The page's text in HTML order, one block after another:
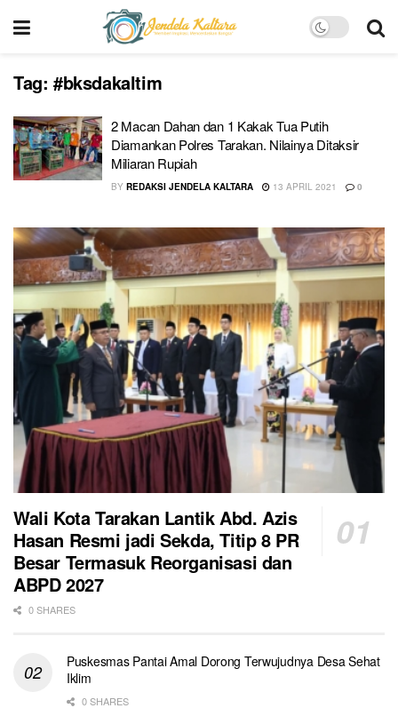
Tag: #bksdakaltim
2 Macan Dahan dan 1 Kakak Tua Putih
Diamankan Polres Tarakan. Nilainya Ditaksir
Miliaran Rupiah
BY REDAKSI JENDELA KALTARA 13 APRIL 2021 0
Wali Kota Tarakan Lantik Abd. Azis
Hasan Resmi jadi Sekda, Titip 8 PR
Besar Termasuk Reorganisasi dan
ABPD 2027
0 SHARES
Puskesmas Pantai Amal Dorong Terwujudnya Desa Sehat
Iklim
0 SHARES